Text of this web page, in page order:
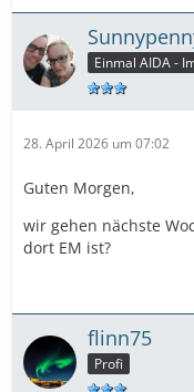
28. April 2026 um 07:02
Guten Morgen,
wir gehen nächste
dort EM ist?
flinn75
Profi